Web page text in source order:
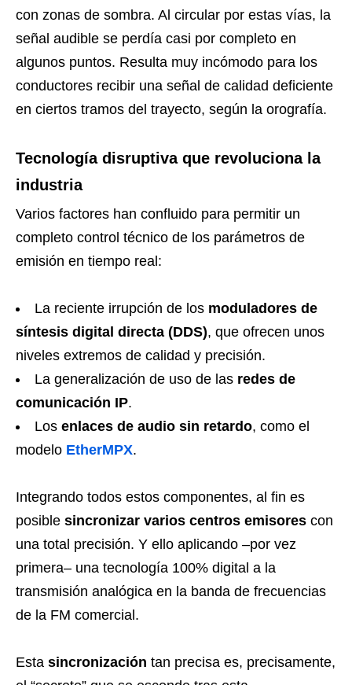
con zonas de sombra. Al circular por estas vías, la
señal audible se perdía casi por completo en
algunos puntos. Resulta muy incómodo para los
conductores recibir una señal de calidad deficiente
en ciertos tramos del trayecto, según la orografía.
Tecnología disruptiva que revoluciona la
industria
Varios factores han confluido para permitir un
completo control técnico de los parámetros de
emisión en tiempo real:
La reciente irrupción de los moduladores de
síntesis digital directa (DDS), que ofrecen unos
niveles extremos de calidad y precisión.
La generalización de uso de las redes de
comunicación IP.
Los enlaces de audio sin retardo, como el
modelo EtherMPX.
Integrando todos estos componentes, al fin es
posible sincronizar varios centros emisores con
una total precisión. Y ello aplicando –por vez
primera– una tecnología 100% digital a la
transmisión analógica en la banda de frecuencias
de la FM comercial.
Esta sincronización tan precisa es, precisamente,